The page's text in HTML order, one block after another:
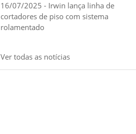
16/07/2025 - Irwin lança linha de
cortadores de piso com sistema
rolamentado
Ver todas as notícias